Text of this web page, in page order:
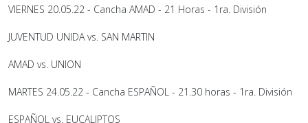
VIERNES 20.05.22 - Cancha AMAD - 21 Horas - 1ra. División
JUVENTUD UNIDA vs. SAN MARTIN
AMAD vs. UNION
MARTES 24.05.22 - Cancha ESPAÑOL - 21.30 horas - 1ra. División
ESPAÑOL vs. EUCALIPTOS